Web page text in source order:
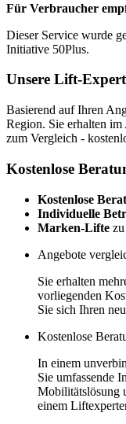
Für Verbraucher
Dieser Service wurde
Initiative 50Plus.
Unsere Lift-
Basierend auf Ihren
Region. Sie erhalten
zum Vergleich -
Kostenlose
Kostenlose
Individuelle
Marken-Lifte
Angebote
Sie erhalten
vorliegenden
Sie sich Ihren
Kostenlose
In einem
Sie umfassende
Mobilitätslösung
einem